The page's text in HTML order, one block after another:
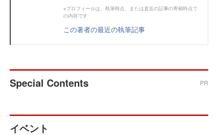
※プロフィールは、執筆時点、または直近の記事の寄稿時点で
の内容です
この著者の最近の執筆記事
Special Contents PR
イベント